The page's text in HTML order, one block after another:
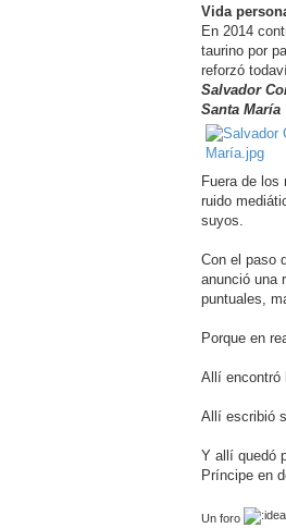
Vida
En 2014
taurino por
reforzó
Salvador
Santa María
Fuera de los
ruido
suyos.
Con el paso
anunció una
puntuales,
Porque en
Allí encontró
Allí escribió
Y allí quedó
Príncipe en
Un foro